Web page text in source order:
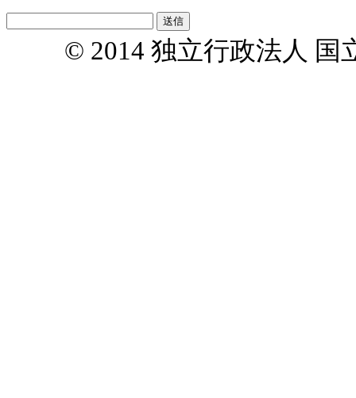
© 2014 独立行政法人 国